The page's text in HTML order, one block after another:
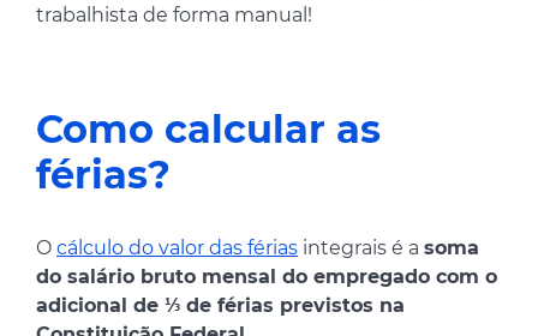
trabalhista de forma manual!
Como calcular as
férias?
O cálculo do valor das férias integrais é a soma
do salário bruto mensal do empregado com o
adicional de ⅓ de férias previstos na